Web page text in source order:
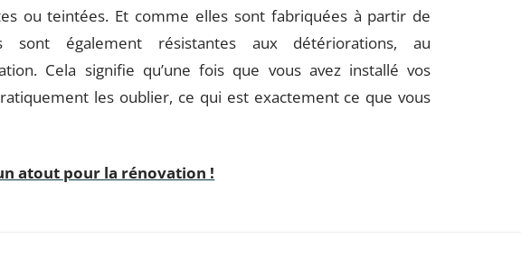
ou teintées. Et comme elles sont fabriquées à partir de
sont également résistantes aux détériorations, au
Cela signifie qu’une fois que vous avez installé vos
les oublier, ce qui est exactement ce que vous
atout pour la rénovation !